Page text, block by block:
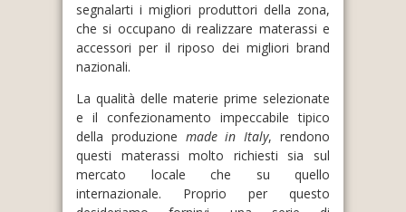
segnalarti i migliori produttori della zona,
che si occupano di realizzare materassi e
accessori per il riposo dei migliori brand
nazionali.
La qualità delle materie prime selezionate
e il confezionamento impeccabile tipico
della produzione made in Italy, rendono
questi materassi molto richiesti sia sul
mercato locale che su quello
internazionale. Proprio per questo